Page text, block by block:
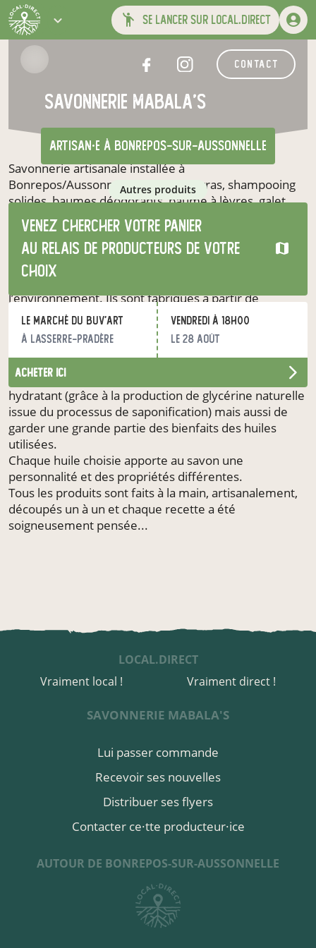
se lancer sur local.direct
contact
Savonnerie Mabala'S
artisan·e à Bonrepos-sur-Aussonnelle
autres produits
Venez chercher votre panier
au relais de producteurs de votre
choix
Le Marché du Buv'Art
à Lasserre-Pradère
vendredi à 18h00
le 28 août
acheter ici
Savonnerie artisanale installée à
Bonrepos/Aussonnelle. Savons surgras, shampooing
solides, baumes déodorants, baume à lèvres, galet
hydratant, savon ménage...
Notre méthode de fabrication et le choix de nos
matières premières permettent d’élaborer des
savons stables et de très haute qualité. Ils sont sains,
naturels et protecteurs de votre peau et de
l’environnement. Ils sont fabriqués à partir de
matières premières biologiques.
Le savon à froid est une démarche écologique,
économique, éthique et responsable. La
saponification à froid, méthode ancestrale de
fabrication du savon, permet d’obtenir un savon
hydratant (grâce à la production de glycérine naturelle
issue du processus de saponification) mais aussi de
garder une grande partie des bienfaits des huiles
utilisées.
Chaque huile choisie apporte au savon une
personnalité et des propriétés différentes.
Tous les produits sont faits à la main, artisanalement,
découpés un à un et chaque recette a été
soigneusement pensée...
LOCAL.DIRECT
Vraiment local !
Vraiment direct !
SAVONNERIE MABALA'S
Lui passer commande
Recevoir ses nouvelles
Distribuer ses flyers
Contacter ce·tte producteur·ice
AUTOUR DE BONREPOS-SUR-AUSSONNELLE